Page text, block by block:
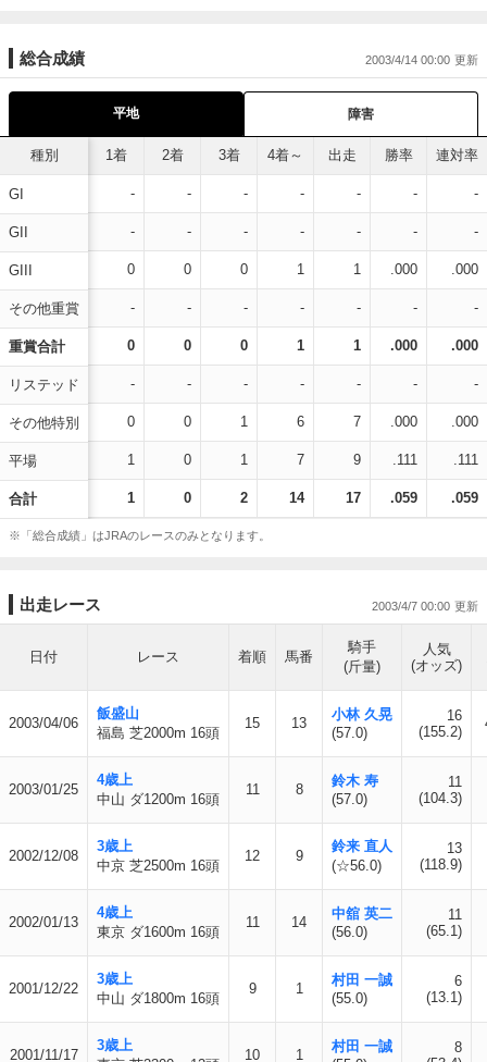
総合成績 2003/4/14 00:00
平地 障害
種別
GI
GII
GIII
その他重賞
重賞合計
リステッド
その他特別
平場
合計
1着 2着 3着 4着～ 出走 勝率 連対率
- - - - - - -
- - - - - - -
0 0 0 1 1 .000 .000
- - - - - - -
0 0 0 1 1 .000 .000
- - - - - - -
0 0 1 6 7 .000 .000
1 0 1 7 9 .111 .111
1 0 2 14 17 .059 .059
※「総合成績」はJRAのレースのみとなります。
出走レース 2003/4/7 00:00
日付 レース 着順 馬番
騎手
(斤量)
人気
(オッズ)
2003/04/06
飯盛山
福島 芝2000m 16頭
15 13
小林 久晃
(57.0)
16
(155.2)
2003/01/25
4歳上
中山 ダ1200m 16頭
11 8
鈴木 寿
(57.0)
11
(104.3)
2002/12/08
3歳上
中京 芝2500m 16頭
12 9
鈴来 直人
(☆56.0)
13
(118.9)
2002/01/13
4歳上
東京 ダ1600m 16頭
11 14
中舘 英二
(56.0)
11
(65.1)
2001/12/22
3歳上
中山 ダ1800m 16頭
9 1
村田 一誠
(55.0)
6
(13.1)
2001/11/17
3歳上
10 1
村田 一誠
8